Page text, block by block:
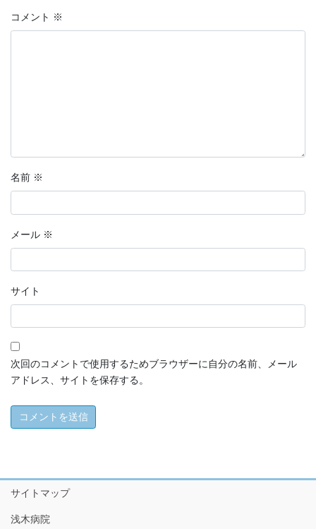
コメント ※
名前 ※
メール ※
サイト
次回のコメントで使用するためブラウザーに自分の名前、メール
アドレス、サイトを保存する。
サイトマップ
浅木病院